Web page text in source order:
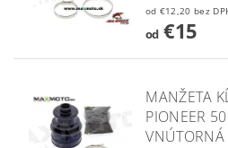
od €12,20 bez
od€15
MANŽETA
PIONEER
VNÚTORNÁ